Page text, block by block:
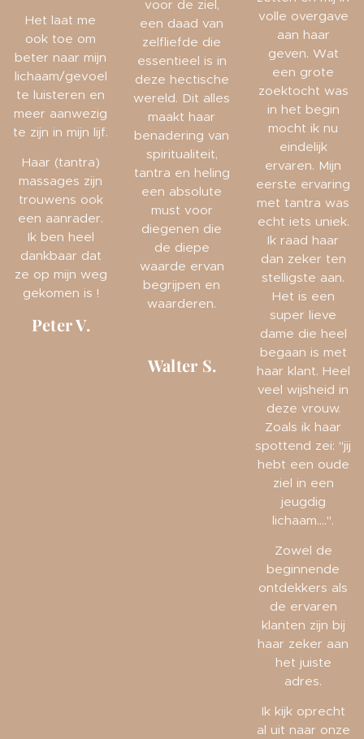
Het laat me
ook toe om
beter naar mijn
lichaam/gevoel
te luisteren en
meer aanwezig
te zijn in mijn lijf.
Haar (tantra)
massages zijn
trouwens ook
een aanrader.
Ik ben heel
dankbaar dat
ze op mijn weg
gekomen is !
Peter V.
voor de ziel,
een daad van
zelfliefde die
essentieel is in
deze hectische
wereld. Dit alles
maakt haar
benadering van
spiritualiteit,
tantra en heling
een absolute
must voor
diegenen die
de diepe
waarde ervan
begrijpen en
waarderen.
Walter S.
volle overgave
aan haar
geven. Wat
een grote
zoektocht was
in het begin
mocht ik nu
eindelijk
ervaren. Mijn
eerste ervaring
met tantra was
echt iets uniek.
Ik raad haar
dan zeker ten
stelligste aan.
Het is een
super lieve
dame die heel
begaan is met
haar klant. Heel
veel wijsheid in
deze vrouw.
Zoals ik haar
spottend zei: "jij
hebt een oude
ziel in een
jeugdig
lichaam....".
Zowel de
beginnende
ontdekkers als
de ervaren
klanten zijn bij
haar zeker aan
het juiste
adres.
Ik kijk oprecht
al uit naar onze